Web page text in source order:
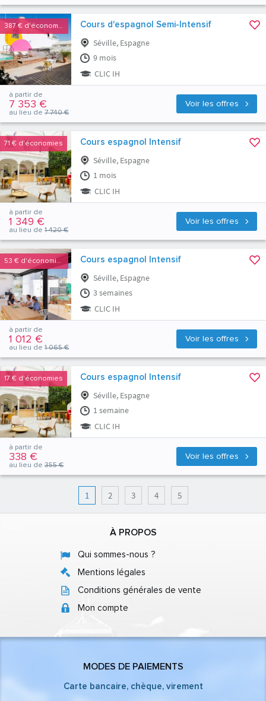
387 € d'économies Cours d'espagnol Semi-Intensif
Séville, Espagne
9 mois
CLIC IH
Voir les offres
à partir de
7 353 €
au lieu de 7 740 €
71 € d'économies Cours espagnol Intensif
Séville, Espagne
1 mois
CLIC IH
Voir les offres
à partir de
1 349 €
au lieu de 1 420 €
53 € d'économies Cours espagnol Intensif
Séville, Espagne
3 semaines
CLIC IH
Voir les offres
à partir de
1 012 €
au lieu de 1 065 €
17 € d'économies Cours espagnol Intensif
Séville, Espagne
1 semaine
CLIC IH
Voir les offres
à partir de
338 €
au lieu de 355 €
1 2 3 4 5
À PROPOS
Qui sommes-nous ?
Mentions légales
Conditions générales de vente
Mon compte
MODES DE PAIEMENTS
Carte bancaire, chèque, virement